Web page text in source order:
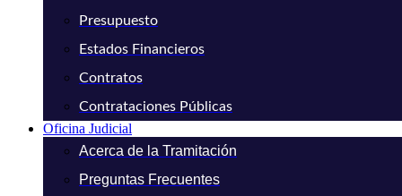
Presupuesto
Estados Financieros
Contratos
Contrataciones Públicas
Oficina Judicial
Acerca de la Tramitación
Preguntas Frecuentes